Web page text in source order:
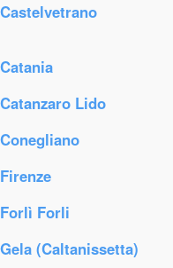
Lido
Forli
(Caltanissetta)